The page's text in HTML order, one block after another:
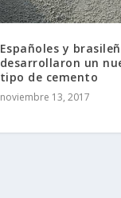
Españoles y
desarrollaron un
tipo de cemento
noviembre 13, 2017